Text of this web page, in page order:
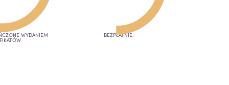
WYDANIEM BEZPŁATNIE.